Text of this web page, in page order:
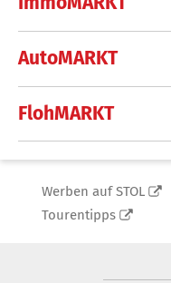
AutoMARKT
FlohMARKT
Werben auf STOL
Tourentipps